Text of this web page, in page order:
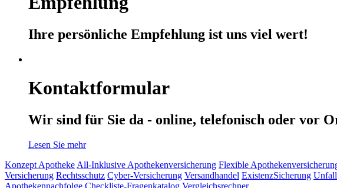
Ihre persönliche Empfehlung ist uns viel wert!
Kontaktformular
Wir sind für Sie da - online, telefonisch oder vor
Lesen Sie mehr
Konzept Apotheke All-Inklusive Apothekenversicherung Flexible
Versicherung Rechtsschutz Cyber-Versicherung Versandhandel ExistenzSicherung
Apothekennachfolge Checkliste-Fragenkatalog Vergleichsrechner